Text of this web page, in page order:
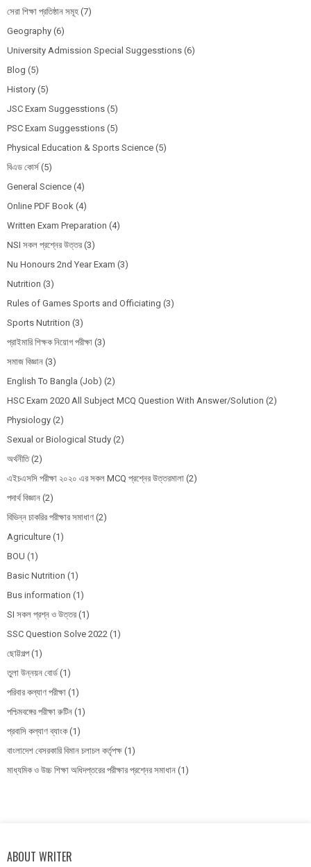
সেরা শিক্ষা প্রতিষ্ঠান সমূহ (7)
Geography (6)
University Admission Special Suggesstions (6)
Blog (5)
History (5)
JSC Exam Suggesstions (5)
PSC Exam Suggesstions (5)
Physical Education & Sports Science (5)
বিএড কোর্স (5)
General Science (4)
Online PDF Book (4)
Written Exam Preparation (4)
NSI সকল প্রশ্নের উত্তর (3)
Nu Honours 2nd Year Exam (3)
Nutrition (3)
Rules of Games Sports and Officiating (3)
Sports Nutrition (3)
প্রাইমারি শিক্ষক নিয়োগ পরীক্ষা (3)
সমাজ বিজ্ঞান (3)
English To Bangla (Job) (2)
HSC Exam 2020 All Subject MCQ Question With Answer/Solution (2)
Physiology (2)
Sexual or Biological Study (2)
অর্থনীতি (2)
এইচএসসি পরীক্ষা ২০২০ এর সকল MCQ প্রশ্নের উত্তরমালা (2)
পদার্থ বিজ্ঞান (2)
বিভিন্ন চাকরির পরীক্ষার সমাধাণ (2)
Agriculture (1)
BOU (1)
Basic Nutrition (1)
Bus information (1)
SI সকল প্রশ্ন ও উত্তর (1)
SSC Question Solve 2022 (1)
ছোট্টগল্প (1)
তুলা উন্নয়ন বোর্ড (1)
পরিবার কল্যাণ পরীক্ষা (1)
পশ্চিমবঙ্গের পরীক্ষা রুটিন (1)
প্রবাসি কল্যাণ ব্যাংক (1)
বাংলাদেশ বেসরকারি বিমান চলাচল কর্তৃপক্ষ (1)
মাধ্যমিক ও উচ্চ শিক্ষা অধিদপ্তরের পরীক্ষার প্রশ্নের সমাধান (1)
ABOUT WRITER